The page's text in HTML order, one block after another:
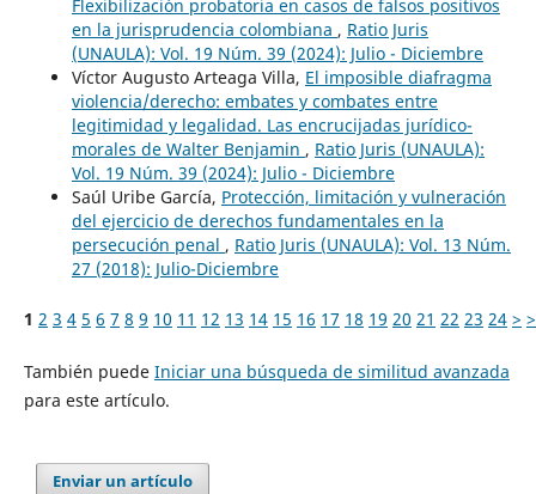
Flexibilización probatoria en casos de falsos positivos
en la jurisprudencia colombiana , Ratio Juris
(UNAULA): Vol. 19 Núm. 39 (2024): Julio - Diciembre
Víctor Augusto Arteaga Villa, El imposible diafragma
violencia/derecho: embates y combates entre
legitimidad y legalidad. Las encrucijadas jurídico-
morales de Walter Benjamin , Ratio Juris (UNAULA):
Vol. 19 Núm. 39 (2024): Julio - Diciembre
Saúl Uribe García, Protección, limitación y vulneración
del ejercicio de derechos fundamentales en la
persecución penal , Ratio Juris (UNAULA): Vol. 13 Núm.
27 (2018): Julio-Diciembre
1 2 3 4 5 6 7 8 9 10 11 12 13 14 15 16 17 18 19 20 21 22 23 24 >
También puede Iniciar una búsqueda de similitud avanzada
para este artículo.
Enviar un artículo